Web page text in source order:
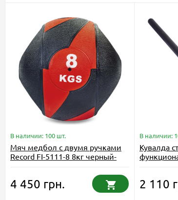
В наличии: 100 шт.
Мяч медбол с двумя ручками
Record FI-5111-8 8кг черный-
4 450 грн.
В наличии:
Кувалда
2 110